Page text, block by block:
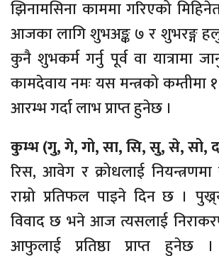
झिनामसिना काममा गरिएको
आजका लागि शुभअङ्क ७ र शुभरङ्ग
कुनै शुभकर्म गर्नु पूर्व वा
कामदेवाय नमः यस मन्त्रको
आरम्भ गर्दा लाभ प्राप्त हुनेछ ।
कुम्भ (गु, गे, गो, सा, सि, सु, से, सो,
रिस, आवेग र क्रोधलाई नियन्त्रणमा
राम्रो प्रतिफल पाइने दिन छ ।
विवाद छ भने आज त्यसलाई
आफुलाई प्रतिष्ठा प्राप्त हुनेछ